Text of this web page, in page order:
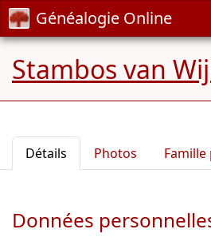
Généalogie Online
Stambos van
Détails Photos
Données